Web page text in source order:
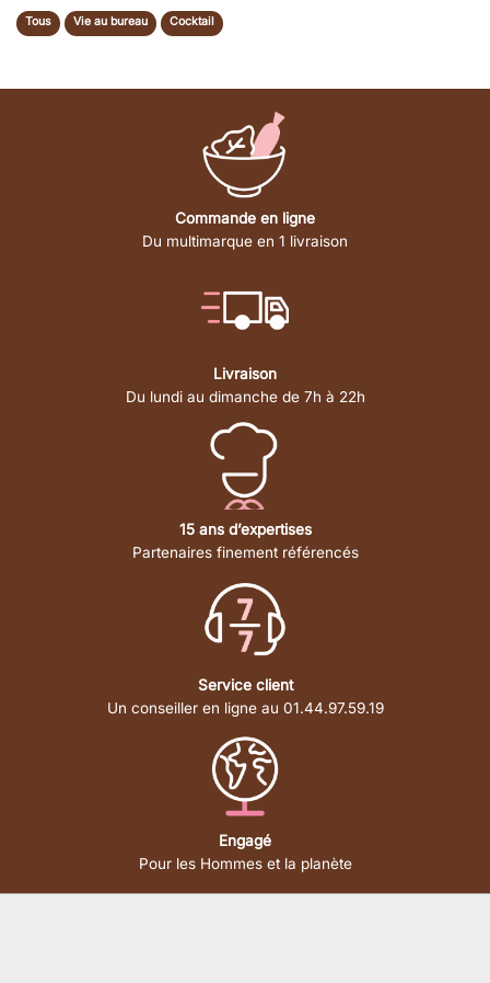
Tous Vie au bureau Cocktail
Commande en ligne
Du multimarque en 1 livraison
Livraison
Du lundi au dimanche de 7h à 22h
15 ans d’expertises
Partenaires finement référencés
Service client
Un conseiller en ligne au 01.44.97.59.19
Engagé
Pour les Hommes et la planète